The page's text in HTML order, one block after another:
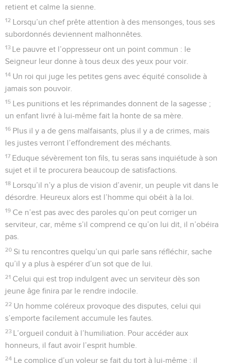
retient et calme la sienne.
12 Lorsqu’un chef prête attention à des mensonges, tous ses
subordonnés deviennent malhonnêtes.
13 Le pauvre et l’oppresseur ont un point commun : le
Seigneur leur donne à tous deux des yeux pour voir.
14 Un roi qui juge les petites gens avec équité consolide à
jamais son pouvoir.
15 Les punitions et les réprimandes donnent de la sagesse ;
un enfant livré à lui-même fait la honte de sa mère.
16 Plus il y a de gens malfaisants, plus il y a de crimes, mais
les justes verront l’effondrement des méchants.
17 Eduque sévèrement ton fils, tu seras sans inquiétude à son
sujet et il te procurera beaucoup de satisfactions.
18 Lorsqu’il n’y a plus de vision d’avenir, un peuple vit dans le
désordre. Heureux alors est l’homme qui obéit à la loi.
19 Ce n’est pas avec des paroles qu’on peut corriger un
serviteur, car, même s’il comprend ce qu’on lui dit, il n’obéira
pas.
20 Si tu rencontres quelqu’un qui parle sans réfléchir, sache
qu’il y a plus à espérer d’un sot que de lui.
21 Celui qui est trop indulgent avec un serviteur dès son
jeune âge finira par le rendre indocile.
22 Un homme coléreux provoque des disputes, celui qui
s’emporte facilement accumule les fautes.
23 L’orgueil conduit à l’humiliation. Pour accéder aux
honneurs, il faut avoir l’esprit humble.
24 Le complice d’un voleur se fait du tort à lui-même : il